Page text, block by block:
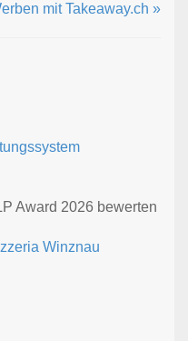
mit Takeaway.ch »
Award 2026 bewerten
Winznau